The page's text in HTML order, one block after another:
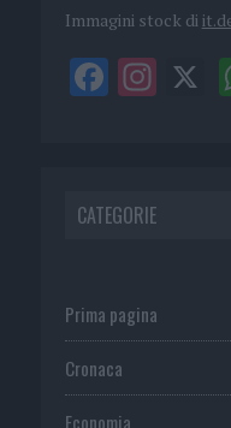
Immagini stock di
CATEGORIE
Prima pagina
Cronaca
Economia